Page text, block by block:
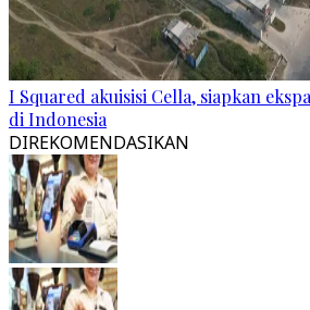
I Squared akuisisi Cella, siapkan
di Indonesia
DIREKOMENDASIKAN